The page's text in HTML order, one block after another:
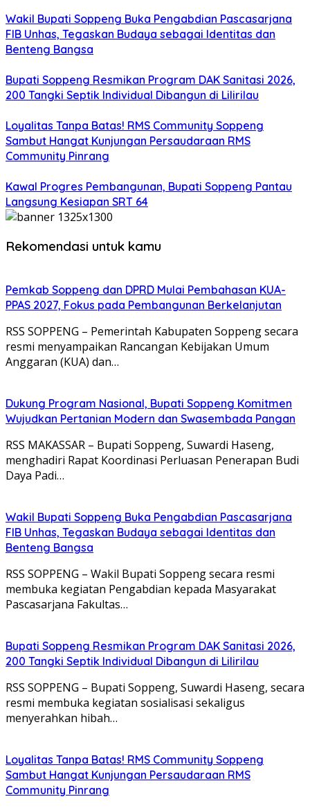
Wakil Bupati Soppeng Buka Pengabdian Pascasarjana
FIB Unhas, Tegaskan Budaya sebagai Identitas dan
Benteng Bangsa
Bupati Soppeng Resmikan Program DAK Sanitasi 2026,
200 Tangki Septik Individual Dibangun di Lilirilau
Loyalitas Tanpa Batas! RMS Community Soppeng
Sambut Hangat Kunjungan Persaudaraan RMS
Community Pinrang
Kawal Progres Pembangunan, Bupati Soppeng Pantau
Langsung Kesiapan SRT 64
Rekomendasi untuk kamu
Pemkab Soppeng dan DPRD Mulai Pembahasan KUA-
PPAS 2027, Fokus pada Pembangunan Berkelanjutan
RSS SOPPENG – Pemerintah Kabupaten Soppeng secara
resmi menyampaikan Rancangan Kebijakan Umum
Anggaran (KUA) dan…
Dukung Program Nasional, Bupati Soppeng Komitmen
Wujudkan Pertanian Modern dan Swasembada Pangan
RSS MAKASSAR – Bupati Soppeng, Suwardi Haseng,
menghadiri Rapat Koordinasi Perluasan Penerapan Budi
Daya Padi…
Wakil Bupati Soppeng Buka Pengabdian Pascasarjana
FIB Unhas, Tegaskan Budaya sebagai Identitas dan
Benteng Bangsa
RSS SOPPENG – Wakil Bupati Soppeng secara resmi
membuka kegiatan Pengabdian kepada Masyarakat
Pascasarjana Fakultas…
Bupati Soppeng Resmikan Program DAK Sanitasi 2026,
200 Tangki Septik Individual Dibangun di Lilirilau
RSS SOPPENG – Bupati Soppeng, Suwardi Haseng, secara
resmi membuka kegiatan sosialisasi sekaligus
menyerahkan hibah…
Loyalitas Tanpa Batas! RMS Community Soppeng
Sambut Hangat Kunjungan Persaudaraan RMS
Community Pinrang